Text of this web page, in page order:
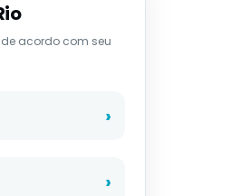
acordo com seu